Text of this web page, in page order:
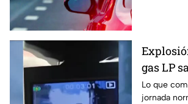
gas LP
colonia
Lo que
jornada